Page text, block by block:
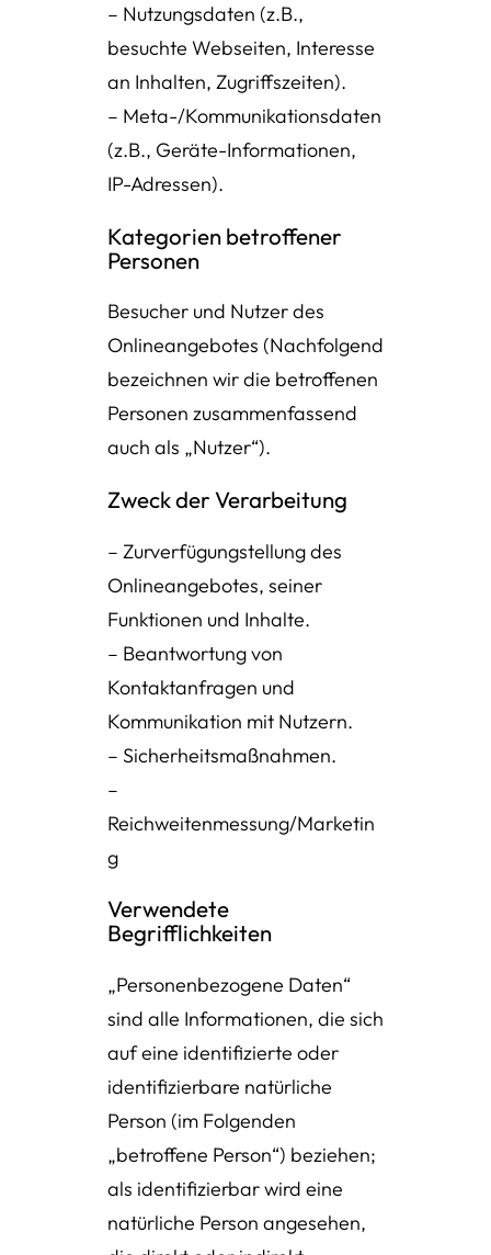
– Nutzungsdaten (z.B.,
besuchte Webseiten, Interesse
an Inhalten, Zugriffszeiten).
– Meta-/Kommunikationsdaten
(z.B., Geräte-Informationen,
IP-Adressen).
Kategorien betroffener
Personen
Besucher und Nutzer des
Onlineangebotes (Nachfolgend
bezeichnen wir die betroffenen
Personen zusammenfassend
auch als „Nutzer“).
Zweck der Verarbeitung
– Zurverfügungstellung des
Onlineangebotes, seiner
Funktionen und Inhalte.
– Beantwortung von
Kontaktanfragen und
Kommunikation mit Nutzern.
– Sicherheitsmaßnahmen.
–
Reichweitenmessung/Marketin
g
Verwendete
Begrifflichkeiten
„Personenbezogene Daten“
sind alle Informationen, die sich
auf eine identifizierte oder
identifizierbare natürliche
Person (im Folgenden
„betroffene Person“) beziehen;
als identifizierbar wird eine
natürliche Person angesehen,